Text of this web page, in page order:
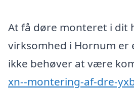
At få døre monteret i dit
virksomhed i Hornum er
ikke behøver at være
xn--montering-af-dre-